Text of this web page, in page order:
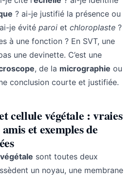
? ai-je justifié la présence ou
je évité paroi et chloroplaste ?
à une fonction ? En SVT, une
une devinette. C’est une
, de la micrographie ou
conclusion courte et justifiée.
cellule végétale : vraies
et exemples de
sont toutes deux
un noyau, une membrane